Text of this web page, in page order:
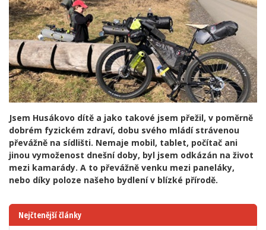
Jsem Husákovo dítě a jako takové jsem přežil, v poměrně
dobrém fyzickém zdraví, dobu svého mládí strávenou
převážně na sídlišti. Nemaje mobil, tablet, počítač ani
jinou vymoženost dnešní doby, byl jsem odkázán na život
mezi kamarády. A to převážně venku mezi paneláky,
nebo díky poloze našeho bydlení v blízké přírodě.
Nejčtenější články